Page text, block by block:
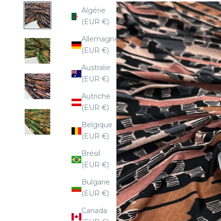
Algérie
(EUR €)
Allemagne
(EUR €)
Australie
(EUR €)
Autriche
(EUR €)
Belgique
(EUR €)
Brésil
(EUR €)
Bulgarie
(EUR €)
Canada